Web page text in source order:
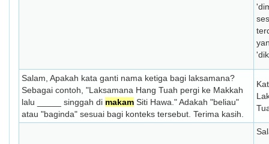
Salam, Apakah kata ganti nama ketiga bagi laksamana?
Sebagai contoh, "Laksamana Hang Tuah pergi ke Makkah
lalu _____ singgah di makam Siti Hawa." Adakah "beliau"
atau "baginda" sesuai bagi konteks tersebut. Terima kasih.